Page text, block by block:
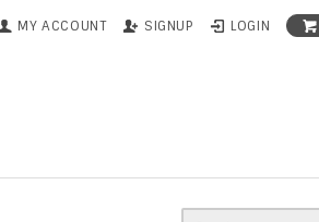
MY ACCOUNT SIGNUP LOGIN